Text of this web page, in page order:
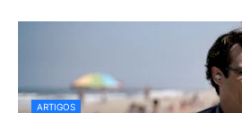
ARTIGOS